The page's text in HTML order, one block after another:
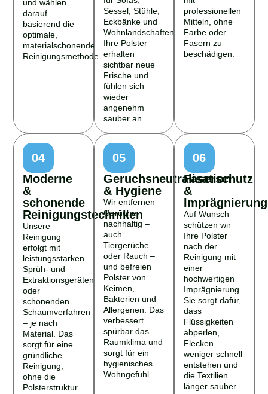
und wählen
darauf
basierend die
optimale,
materialschonende
Reinigungsmethode.
Sessel, Stühle,
Eckbänke und
Wohnlandschaften.
Ihre Polster
erhalten
sichtbar neue
Frische und
fühlen sich
wieder
angenehm
sauber an.
professionellen
Mitteln, ohne
Farbe oder
Fasern zu
beschädigen.
04
Moderne
&
schonende
Reinigungstechniken
Unsere
Reinigung
erfolgt mit
leistungsstarken
Sprüh- und
Extraktionsgeräten
oder
schonenden
Schaumverfahren
– je nach
Material. Das
sorgt für eine
gründliche
Reinigung,
ohne die
Polsterstruktur
05
Geruchsneutralisation
& Hygiene
Wir entfernen
Gerüche
nachhaltig –
auch
Tiergerüche
oder Rauch –
und befreien
Polster von
Keimen,
Bakterien und
Allergenen. Das
verbessert
spürbar das
Raumklima und
sorgt für ein
hygienisches
Wohngefühl.
06
Faserschutz
&
Imprägnierung
Auf Wunsch
schützen wir
Ihre Polster
nach der
Reinigung mit
einer
hochwertigen
Imprägnierung.
Sie sorgt dafür,
dass
Flüssigkeiten
abperlen,
Flecken
weniger schnell
entstehen und
die Textilien
länger sauber